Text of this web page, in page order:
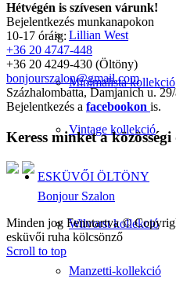
Lillian West
Minimalista kollekció
Vintage kollekció
ESKÜVŐI ÖLTÖNY
Wilvorst kollekció
Manzetti-kollekció
Hétvégén is szívesen várunk!
Bejelentkezés munkanapokon
10-17 óráig:
+36 20 4747-448
+36 20 4249-430 (Öltöny)
bonjourszalon@gmail.com
Százhalombatta, Damjanich u.
Bejelentkezés a facebookon is.
Keress minket a
Bonjour Szalon
Minden jog Fenntartva ©
esküvői ruha kölcsönző
Scroll to top